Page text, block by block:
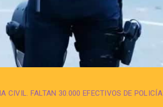
CIVIL. FALTAN 30.000 EFECTIVOS DE POLICÍA